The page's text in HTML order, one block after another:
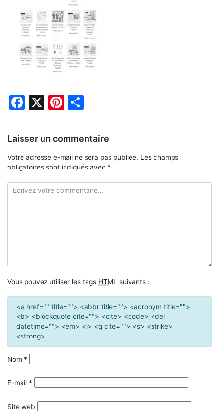
Facebook
X Pinterest
Laisser un commentaire
Votre adresse e-mail ne sera pas publiée. Les champs
obligatoires sont indiqués avec *
Vous pouvez utiliser les tags HTML suivants :
<a href="" title=""> <abbr title=""> <acronym title="">
<b> <blockquote cite=""> <cite> <code> <del
datetime=""> <em> <i> <q cite=""> <s> <strike>
<strong>
Nom *
E-mail *
Site web